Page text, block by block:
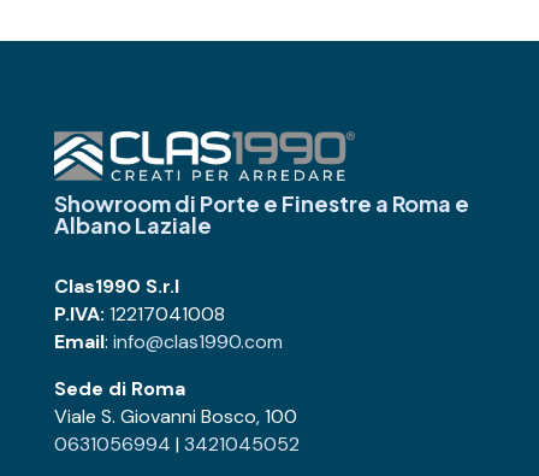
Showroom di Porte e Finestre a Roma e
Albano Laziale
Clas1990 S.r.l
P.IVA: 12217041008
Email: info@clas1990.com
Sede di Roma
Viale S. Giovanni Bosco, 100
0631056994 | 3421045052